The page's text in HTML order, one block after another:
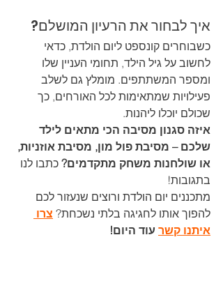
איך לבחור את הרעיון המושלם?
כשבוחרים קונספט ליום הולדת, כדאי
לחשוב על גיל הילד, תחומי העניין שלו
ומספר המשתתפים. מומלץ גם לשלב
פעילויות שמתאימות לכל האורחים, כך
שכולם יוכלו ליהנות.
איזה סגנון מסיבה הכי מתאים לילד
שלכם – מסיבת פול מון, מסיבת אוזניות,
או שולחנות משחק מתקדמים? כתבו לנו
בתגובות!
מתכננים יום הולדת ורוצים שנעזור לכם
להפוך אותו לחגיגה בלתי נשכחת? צרו
איתנו קשר עוד היום!